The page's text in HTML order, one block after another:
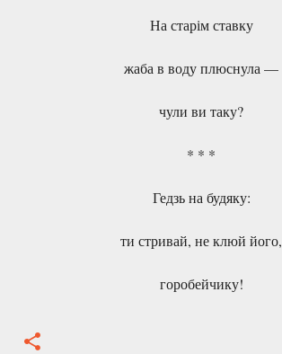
На старім ставку
жаба в воду плюснула —
чули ви таку?
* * *
Гедзь на будяку:
ти стривай, не клюй його,
горобейчику!